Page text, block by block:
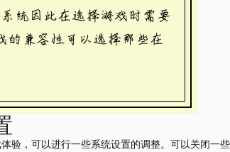
验，可以进行一些系统设置的调整。可以关闭一